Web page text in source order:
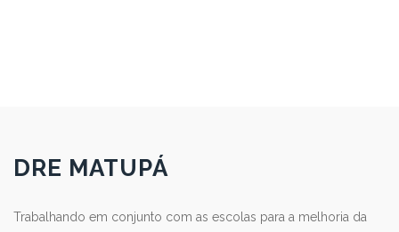
DRE MATUPÁ
Trabalhando em conjunto com as escolas para a melhoria da